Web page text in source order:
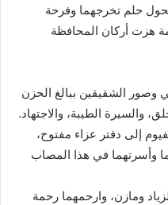
حلم تخرجهما وفرحة
هزت أركان المحافظة
وصور الشقيقين ببالغ الحزن
والسيرة الطيبة، والاجتهاد.
إلى دفتر عزاء مفتوح،
وأسرتهما في هذا المصاب
لزياد ومازن، وارحمهما رحمة